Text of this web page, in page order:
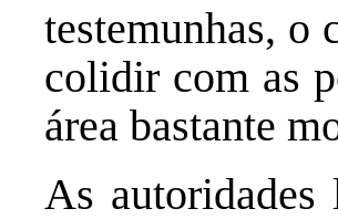
testemunhas, o
colidir com as
área bastante
As autoridades